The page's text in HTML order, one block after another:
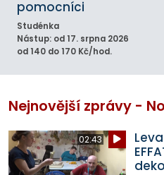
pomocníci
Studénka
Nástup: od 17. srpna 2026
od 140 do 170 Kč/hod.
Nejnovější zprávy -
02:43